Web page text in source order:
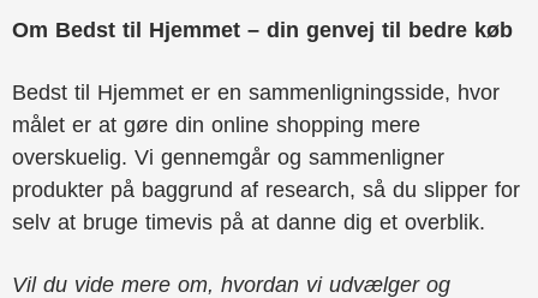
Om Bedst til Hjemmet – din genvej til bedre køb
Bedst til Hjemmet er en sammenligningsside, hvor
målet er at gøre din online shopping mere
overskuelig. Vi gennemgår og sammenligner
produkter på baggrund af research, så du slipper for
selv at bruge timevis på at danne dig et overblik.
Vil du vide mere om, hvordan vi udvælger og